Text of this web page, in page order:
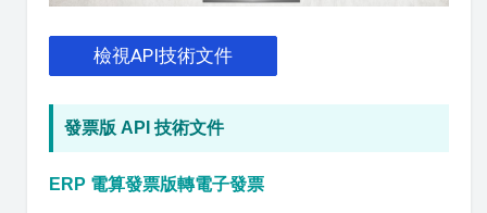
檢視API技術文件
發票版 API 技術文件
ERP 電算發票版轉電子發票